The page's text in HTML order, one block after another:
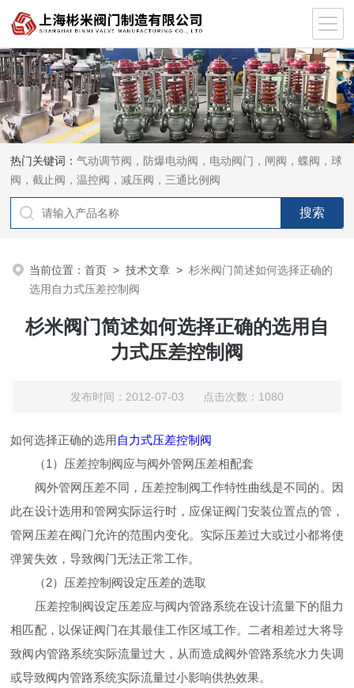
热门关键词：气动调节阀，防爆电动阀，电动阀门，闸阀，蝶阀，球
阀，截止阀，温控阀，减压阀，三通比例阀
当前位置：首页 >技术文章 >杉米阀门简述如何选择正确的
选用自力式压差控制阀
杉米阀门简述如何选择正确的选用自
力式压差控制阀
发布时间：2012-07-03 点击次数：1080
如何选择正确的选用 自力式压差控制阀
（1）压差控制阀应与阀外管网压差相配套
阀外管网压差不同，压差控制阀工作特性曲线是不同的。因
此在设计选用和管网实际运行时，应保证阀门安装位置点的管，
管网压差在阀门允许的范围内变化。实际压差过大或过小都将使
弹簧失效，导致阀门无法正常工作。
（2）压差控制阀设定压差的选取
压差控制阀设定压差应与阀内管路系统在设计流量下的阻力
相匹配，以保证阀门在其最佳工作区域工作。二者相差过大将导
致阀内管路系统实际流量过大，从而造成阀外管路系统水力失调
或导致阀内管路系统实际流量过小影响供热效果。